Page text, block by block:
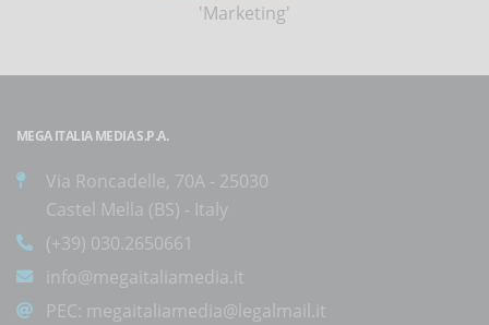
'Marketing'
MEGA ITALIA MEDIA S.P.A.
Via Roncadelle, 70A - 25030
Castel Mella (BS) - Italy
(+39) 030.2650661
info@megaitaliamedia.it
PEC: megaitaliamedia@legalmail.it